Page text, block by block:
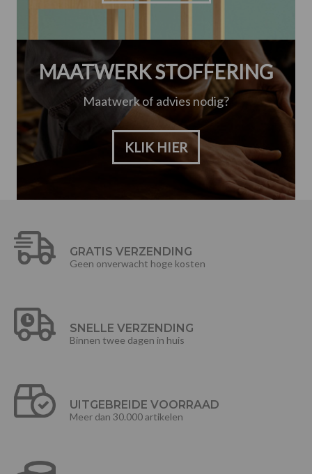
MAATWERK STOFFERING
Maatwerk of advies nodig?
KLIK HIER
GRATIS VERZENDING
Geen onverwacht hoge kosten
SNELLE VERZENDING
Binnen twee dagen in huis
UITGEBREIDE VOORRAAD
Meer dan 30.000 artikelen